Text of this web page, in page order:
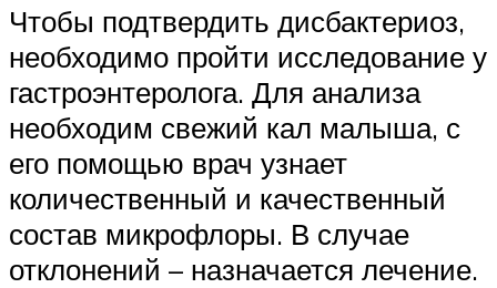
Чтобы подтвердить дисбактериоз,
необходимо пройти исследование у
гастроэнтеролога. Для анализа
необходим свежий кал малыша, с
его помощью врач узнает
количественный и качественный
состав микрофлоры. В случае
отклонений – назначается лечение.